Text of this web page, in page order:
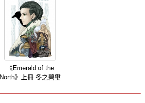
《Emerald of the
North》上冊 冬之碧璽